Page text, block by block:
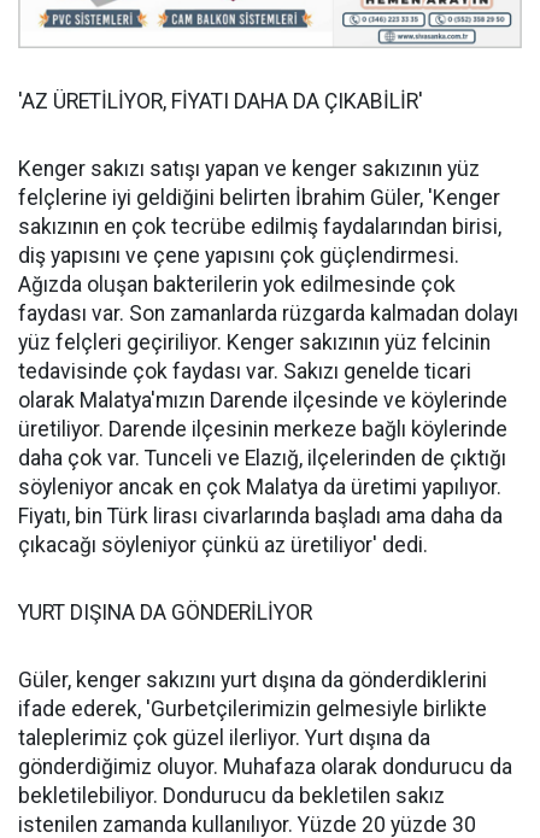
'AZ ÜRETİLİYOR, FİYATI DAHA DA ÇIKABİLİR'
Kenger sakızı satışı yapan ve kenger sakızının yüz
felçlerine iyi geldiğini belirten İbrahim Güler, 'Kenger
sakızının en çok tecrübe edilmiş faydalarından birisi,
diş yapısını ve çene yapısını çok güçlendirmesi.
Ağızda oluşan bakterilerin yok edilmesinde çok
faydası var. Son zamanlarda rüzgarda kalmadan dolayı
yüz felçleri geçiriliyor. Kenger sakızının yüz felcinin
tedavisinde çok faydası var. Sakızı genelde ticari
olarak Malatya'mızın Darende ilçesinde ve köylerinde
üretiliyor. Darende ilçesinin merkeze bağlı köylerinde
daha çok var. Tunceli ve Elazığ, ilçelerinden de çıktığı
söyleniyor ancak en çok Malatya da üretimi yapılıyor.
Fiyatı, bin Türk lirası civarlarında başladı ama daha da
çıkacağı söyleniyor çünkü az üretiliyor' dedi.
YURT DIŞINA DA GÖNDERİLİYOR
Güler, kenger sakızını yurt dışına da gönderdiklerini
ifade ederek, 'Gurbetçilerimizin gelmesiyle birlikte
taleplerimiz çok güzel ilerliyor. Yurt dışına da
gönderdiğimiz oluyor. Muhafaza olarak dondurucu da
bekletilebiliyor. Dondurucu da bekletilen sakız
istenilen zamanda kullanılıyor. Yüzde 20 yüzde 30